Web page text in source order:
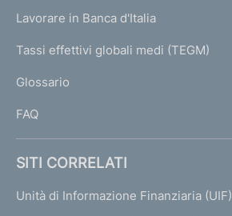
g
T
I
I
Lavorare in Banca d'Italia
Tassi effettivi globali medi (TEGM)
Glossario
FAQ
SITI CORRELATI
Unità di Informazione Finanziaria (UIF)